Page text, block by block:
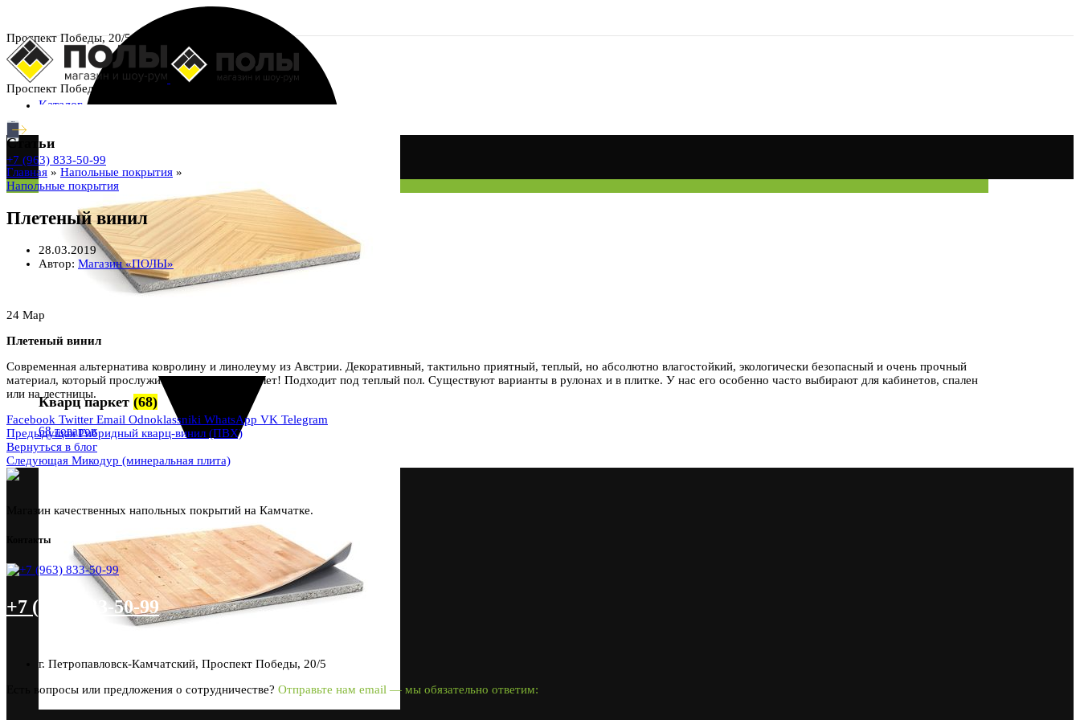
Проспект Победы, 20/5
Проспект Победы, 20/5
Каталог
Кварц паркет (68)
68 товаров
+7 (963) 833-50-99
Статьи
Главная » Напольные покрытия »
Напольные покрытия
Плетеный винил
28.03.2019
Автор: Магазин «ПОЛЫ»
24 Мар
Плетеный винил
Современная альтернатива ковролину и линолеуму из Австрии. Декоративный, тактильно приятный, теплый, но абсолютно влагостойкий, экологически безопасный и очень прочный
материал, который прослужит Вам не менее 25 лет! Подходит под теплый пол. Существуют варианты в рулонах и в плитке. У нас его особенно часто выбирают для кабинетов, спален
или на лестницы.
Facebook Twitter Email Odnoklassniki WhatsApp VK Telegram
Предыдущая Гибридный кварц-винил (ПВХ)
Вернуться в блог
Следующая Микодур (минеральная плита)
Магазин качественных напольных покрытий на Камчатке.
Контакты
+7 (963) 833-50-99
г. Петропавловск-Камчатский, Проспект Победы, 20/5
Есть вопросы или предложения о сотрудничестве? Отправьте нам email — мы обязательно ответим: